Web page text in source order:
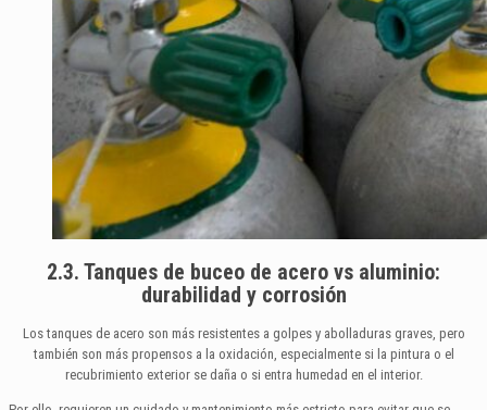
2.3. Tanques de buceo de acero vs aluminio:
durabilidad y corrosión
Los tanques de acero son más resistentes a golpes y abolladuras graves, pero
también son más propensos a la oxidación, especialmente si la pintura o el
recubrimiento exterior se daña o si entra humedad en el interior.